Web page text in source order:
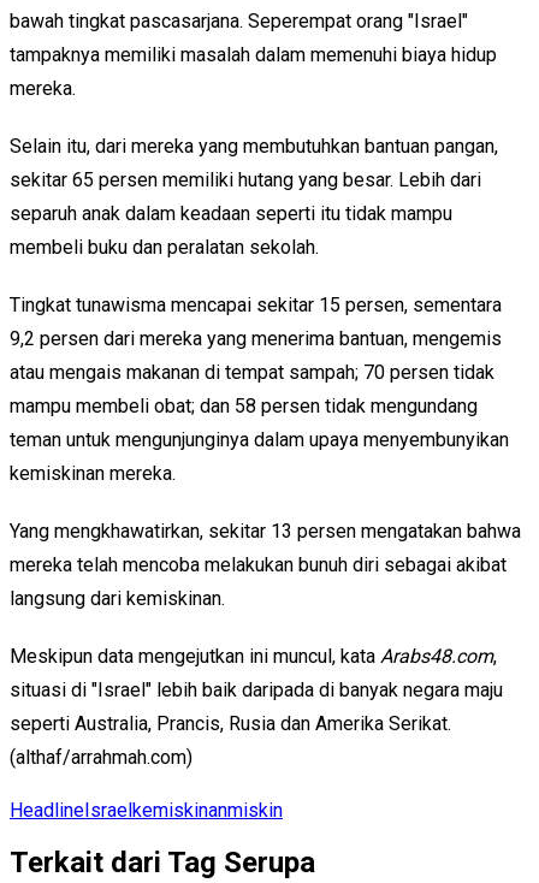
bawah tingkat pascasarjana. Seperempat orang "Israel"
tampaknya memiliki masalah dalam memenuhi biaya hidup
mereka.
Selain itu, dari mereka yang membutuhkan bantuan pangan,
sekitar 65 persen memiliki hutang yang besar. Lebih dari
separuh anak dalam keadaan seperti itu tidak mampu
membeli buku dan peralatan sekolah.
Tingkat tunawisma mencapai sekitar 15 persen, sementara
9,2 persen dari mereka yang menerima bantuan, mengemis
atau mengais makanan di tempat sampah; 70 persen tidak
mampu membeli obat; dan 58 persen tidak mengundang
teman untuk mengunjunginya dalam upaya menyembunyikan
kemiskinan mereka.
Yang mengkhawatirkan, sekitar 13 persen mengatakan bahwa
mereka telah mencoba melakukan bunuh diri sebagai akibat
langsung dari kemiskinan.
Meskipun data mengejutkan ini muncul, kata Arabs48.com,
situasi di "Israel" lebih baik daripada di banyak negara maju
seperti Australia, Prancis, Rusia dan Amerika Serikat.
(althaf/arrahmah.com)
HeadlineIsraelkemiskinanmiskin
Terkait dari Tag Serupa